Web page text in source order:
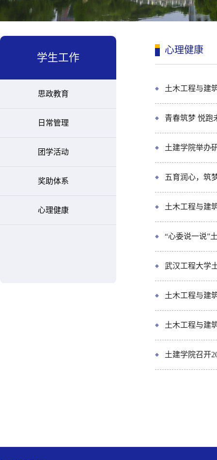
学生工作
思政教育
日常管理
团学活动
奖助体系
心理健康
心理健康
土木工程与建
青春筑梦 悦
土建学院举办
五育润心，筑
土木工程与建
“心委说一说”
武汉工程大学
土木工程与建
土木工程与建
土建学院召开